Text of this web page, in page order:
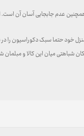
عدم جابجایی آسان آن
خود حتما سبک دکوراسیون را
شباهتی میان این کالا و